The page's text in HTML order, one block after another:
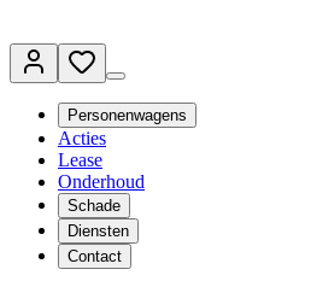
Personenwagens
Acties
Lease
Onderhoud
Schade
Diensten
Contact